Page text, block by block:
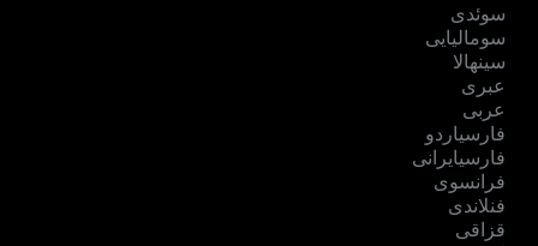
سوئدی
سومالیایی
سینهالا
عبری
عربی
فارسیاردو
فارسیایرانی
فرانسوی
فنلاندی
قزاقی